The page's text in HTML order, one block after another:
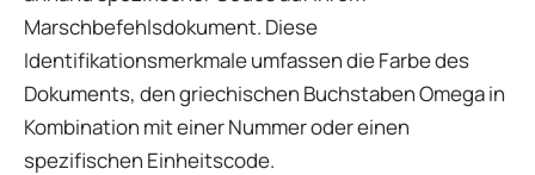
Marschbefehlsdokument. Diese
Identifikationsmerkmale umfassen die Farbe des
Dokuments, den griechischen Buchstaben Omega in
Kombination mit einer Nummer oder einen
spezifischen Einheitscode.